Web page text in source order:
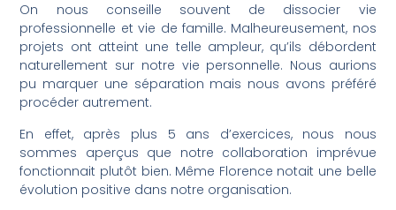
On nous conseille souvent de dissocier vie
professionnelle et vie de famille. Malheureusement, nos
projets ont atteint une telle ampleur, qu’ils débordent
naturellement sur notre vie personnelle. Nous aurions
pu marquer une séparation mais nous avons préféré
procéder autrement.
En effet, après plus 5 ans d’exercices, nous nous
sommes aperçus que notre collaboration imprévue
fonctionnait plutôt bien. Même Florence notait une belle
évolution positive dans notre organisation.